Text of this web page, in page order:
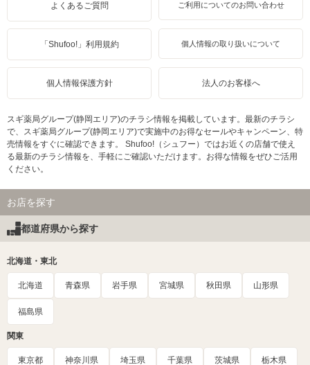
よくあるご質問 ご利用についてのお問い合わせ
「Shufoo!」利用規約 個人情報の取り扱いについて
個人情報保護方針 法人のお客様へ
スギ薬局グループ(静岡エリア)のチラシ情報を掲載しています。最新のチラシ
で、スギ薬局グループ(静岡エリア)で実施中のお得なセールやキャンペーン、特
売情報をすぐに確認できます。 Shufoo!（シュフー）ではお近くの店舗で使え
る最新のチラシ情報を、手軽にご確認いただけます。お得な情報をぜひご活用
ください。
お店を探す
都道府県から探す
北海道・東北
北海道 青森県 岩手県 宮城県 秋田県 山形県
福島県
関東
東京都 神奈川県 埼玉県 千葉県 茨城県 栃木県